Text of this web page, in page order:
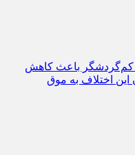
کم‌گردشگر باعث کاهش
این اختلاف به موق